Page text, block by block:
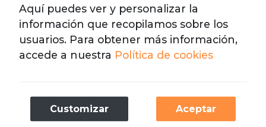
Cocina
Cocina
Horno
Microondas
Cafetera
Tetera
Tostadora
Aquí puedes ver y personalizar la
información que recopilamos sobre los
usuarios. Para obtener más información,
accede a nuestra Política de cookies
Necesarias
Estas cookies son necesarias para el
Customizar Aceptar